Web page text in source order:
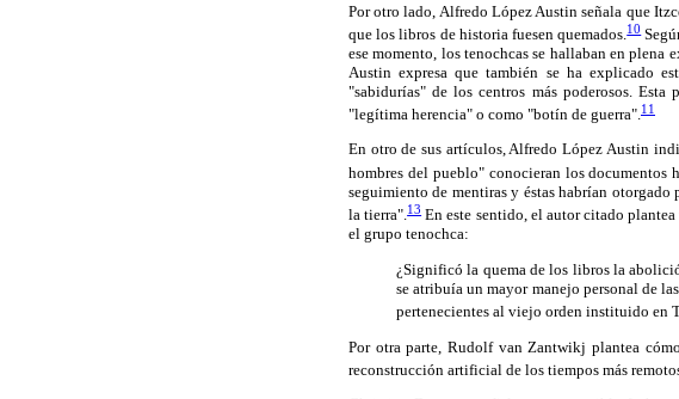
Por otro lado, Alfredo López Austin señala que
que los libros de historia fuesen quemados.10
ese momento, los tenochcas se hallaban en
Austin expresa que también se ha explicado
"sabidurías" de los centros más poderosos.
"legítima herencia" o como "botín de guerra".11
En otro de sus artículos, Alfredo López Austin
hombres del pueblo" conocieran los documentos
seguimiento de mentiras y éstas habrían otorgado
la tierra".13En este sentido, el autor citado
el grupo tenochca:
¿Significó la quema de los libros la
se atribuía un mayor manejo personal de
pertenecientes al viejo orden instituido en
Por otra parte, Rudolf van Zantwikj plantea
reconstrucción artificial de los tiempos más